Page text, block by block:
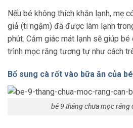
Nếu bé không thích khăn lạnh, mẹ
giả (ti ngậm) đã được làm lạnh
phút. Cảm giác mát lạnh sẽ giúp bé
trình mọc răng tương tự như cách
Bổ sung cà rốt vào bữa ăn của bé
bé 9 tháng chưa mọc răng